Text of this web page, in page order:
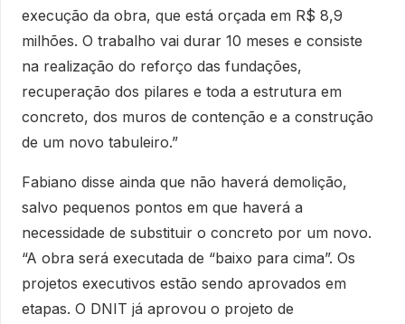
execução da obra, que está orçada em R$ 8,9
milhões. O trabalho vai durar 10 meses e consiste
na realização do reforço das fundações,
recuperação dos pilares e toda a estrutura em
concreto, dos muros de contenção e a construção
de um novo tabuleiro.”
Fabiano disse ainda que não haverá demolição,
salvo pequenos pontos em que haverá a
necessidade de substituir o concreto por um novo.
“A obra será executada de “baixo para cima”. Os
projetos executivos estão sendo aprovados em
etapas. O DNIT já aprovou o projeto de